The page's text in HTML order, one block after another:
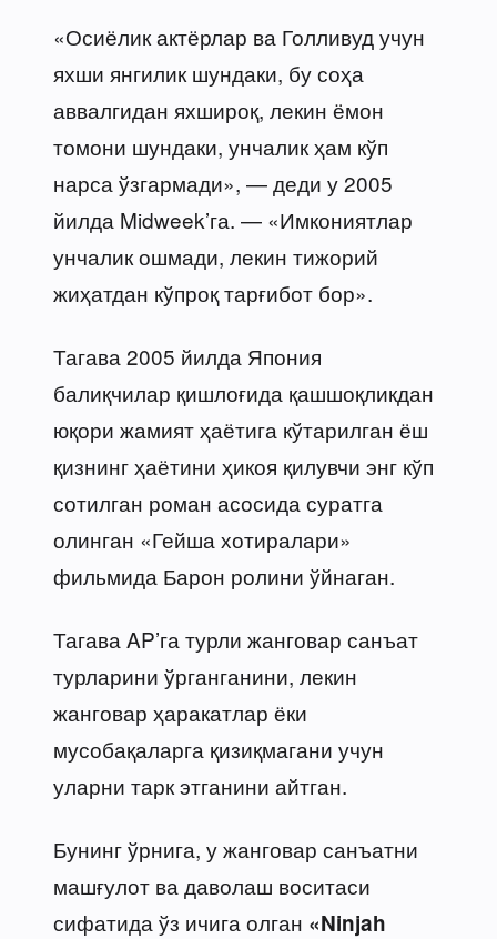
«Осиёлик актёрлар ва Голливуд учун
яхши янгилик шундаки, бу соҳа
аввалгидан яхшироқ, лекин ёмон
томони шундаки, унчалик ҳам кўп
нарса ўзгармади», — деди у 2005
йилда Midweek’га. — «Имкониятлар
унчалик ошмади, лекин тижорий
жиҳатдан кўпроқ тарғибот бор».
Тагава 2005 йилда Япония
балиқчилар қишлоғида қашшоқликдан
юқори жамият ҳаётига кўтарилган ёш
қизнинг ҳаётини ҳикоя қилувчи энг кўп
сотилган роман асосида суратга
олинган «Гейша хотиралари»
фильмида Барон ролини ўйнаган.
Тагава AP’га турли жанговар санъат
турларини ўрганганини, лекин
жанговар ҳаракатлар ёки
мусобақаларга қизиқмагани учун
уларни тарк этганини айтган.
Бунинг ўрнига, у жанговар санъатни
машғулот ва даволаш воситаси
сифатида ўз ичига олган «Ninjah